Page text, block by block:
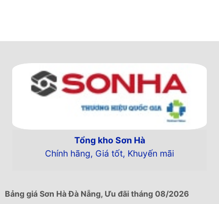
Loại chân đế mới có kích thước to hơn làm
kể độ vững chãi cho sản phẩm bất chấp gió
mưa, bão,.
Thông số kỹ thuật Bồn inox Sơn Hà 1500L
(đứng) (F1140):
Thương hiệu: Sơn Hà
Chất liệu: Inox SUS304
Dung tích (L): 1500
Kích thước (mm): W1320 x H1772
Tổng kho Sơn Hà
Chính hãng, Giá tốt, Khuyến mãi
Bảng giá Sơn Hà Đà Nẵng, Ưu đãi tháng 08/2026